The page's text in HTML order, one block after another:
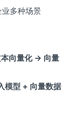
多种场景
向量化 → 向量
模型 + 向量数据